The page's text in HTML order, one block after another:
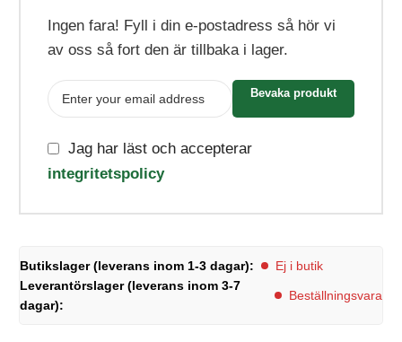
Ingen fara! Fyll i din e-postadress så hör vi
av oss så fort den är tillbaka i lager.
Bevaka produkt
Jag har läst och accepterar
integritetspolicy
Butikslager (leverans inom 1-3 dagar):
Ej i butik
Leverantörslager (leverans inom 3-7
dagar):
Beställningsvara